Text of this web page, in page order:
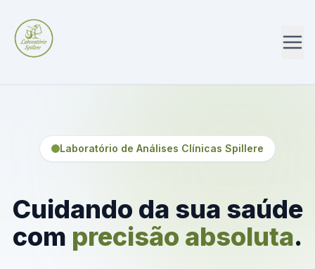
Laboratório de Análises Clínicas Spillere
Cuidando da sua saúde
com precisão absoluta.